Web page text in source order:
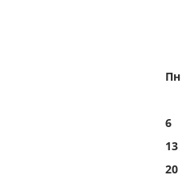
Пн
6
13
20